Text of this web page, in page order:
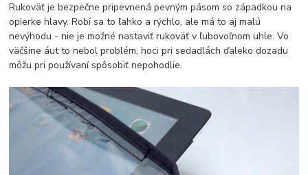
Rukoväť je bezpečne pripevnená pevným pásom so západkou na
opierke hlavy. Robí sa to ľahko a rýchlo, ale má to aj malú
nevýhodu - nie je možné nastaviť rukoväť v ľubovoľnom uhle. Vo
väčšine áut to nebol problém, hoci pri sedadlách ďaleko dozadu
môžu pri používaní spôsobiť nepohodlie.